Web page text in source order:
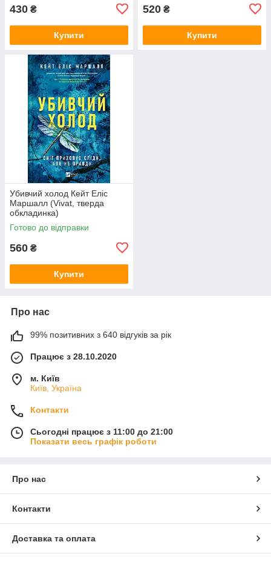
430 ₴
Купити
520 ₴
Купити
Убивчий холод Кейт Еліс
Маршалл (Vivat, тверда
обкладинка)
Готово до відправки
560 ₴
Купити
Про нас
99% позитивних з 640 відгуків за рік
Працює з 28.10.2020
м. Київ
Київ, Україна
Контакти
Сьогодні працює з 11:00 до 21:00
Показати весь графік роботи
Про нас
Контакти
Доставка та оплата